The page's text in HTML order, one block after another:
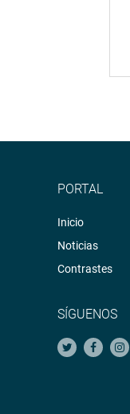
PORTAL
Inicio
Noticias
Contrastes
SÍGUENOS